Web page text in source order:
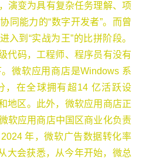
演变为具有复杂任务理解、项
同能力的“数字开发者”。而曾
入到“实战为王”的比拼阶段。
代码，工程师、程序员有没有
微软应用商店是Windows 系
，在全球拥有超14 亿活跃设
地区。此外，微软应用商店正
软应用商店中国区商业化负责
年，微软广告数据转化率
大会获悉，从今年开始，微总